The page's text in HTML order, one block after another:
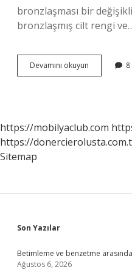
bronzlaşması bir
bronzlaşmış cilt rengi
Devamını okuyun
Ten
https://mobilyaclub.com
https://
Sitemap
Sidebar
Son Yazılar
Betimleme ve benzetme
Ağustos 6, 2026